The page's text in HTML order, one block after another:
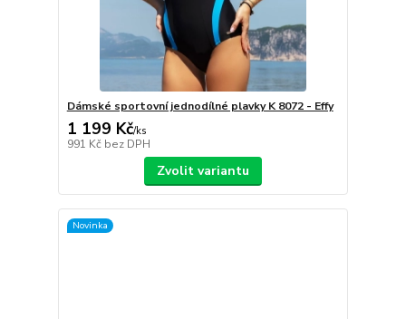
Dámské sportovní jednodílné plavky K 8072 - Effy
1 199 Kč/ks
991 Kč bez DPH
Zvolit variantu
Novinka